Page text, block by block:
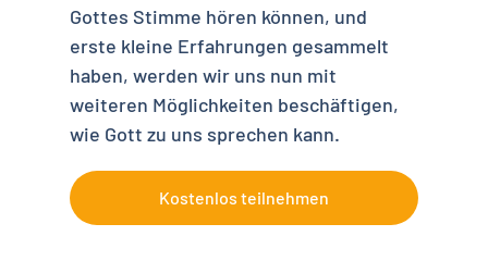
Gottes Stimme hören können, und
erste kleine Erfahrungen gesammelt
haben, werden wir uns nun mit
weiteren Möglichkeiten beschäftigen,
wie Gott zu uns sprechen kann.
Kostenlos teilnehmen